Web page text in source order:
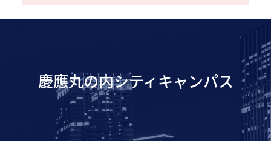
慶應丸の内シティキャンパス